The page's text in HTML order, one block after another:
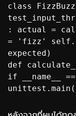
class
: actual =
= 'fizz'
expected)
def
if __name__